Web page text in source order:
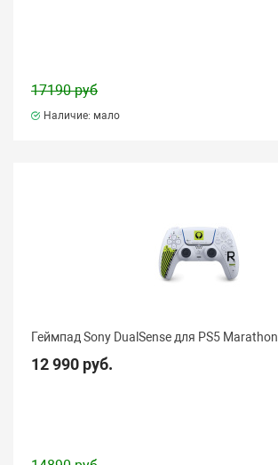
17190 руб
Наличие: мало
Геймпад Sony DualSense для PS5 Marathon
12 990 руб.